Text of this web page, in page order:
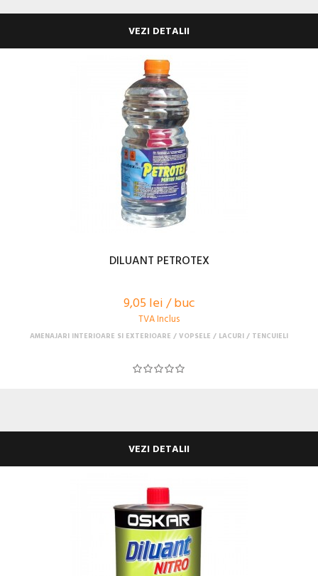
VEZI DETALII
DILUANT PETROTEX
9,05 lei / buc
TVA Inclus
AMENAJARI INTERIOARE SI EXTERIOARE VOPSELE / LACURI / TENCUIELI
VEZI DETALII